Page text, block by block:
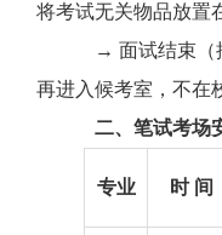
将考试无关物品放置
→ 面试结束（
再进入候考室，不在
二、笔试考场
专业 时 间